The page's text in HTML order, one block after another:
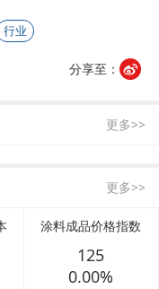
行业
分享至：
更多>>
更多>>
涂料成品价格指数
125
0.00%